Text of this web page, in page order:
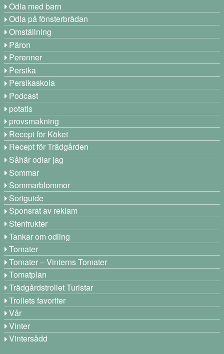
Odla med barn
Odla på fönsterbrädan
Omställning
Päron
Perenner
Persika
Persikaskola
Podcast
potatis
provsmakning
Recept för Köket
Recept för Trädgården
Såhär odlar jag
Sommar
Sommarblommor
Sortguide
Sponsrat av reklam
Stenfrukter
Tankar om odling
Tomater
Tomater – Vinterns Tomater
Tomatplan
Trädgårdstrollet Turistar
Trollets favoriter
Vår
Vinter
Vintersådd